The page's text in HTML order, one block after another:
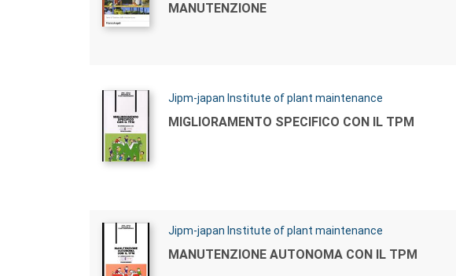
MANUTENZIONE
Autori:
Jipm-japan Institute of plant maintenance
Titolo:
MIGLIORAMENTO SPECIFICO CON IL TPM
Autori:
Jipm-japan Institute of plant maintenance
Titolo:
MANUTENZIONE AUTONOMA CON IL TPM